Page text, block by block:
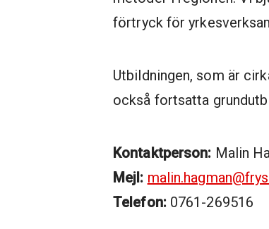
förtryck för
Utbildningen, som är
också fortsatta
Kontaktperson: Malin
Mejl:
Telefon: 0761-269516